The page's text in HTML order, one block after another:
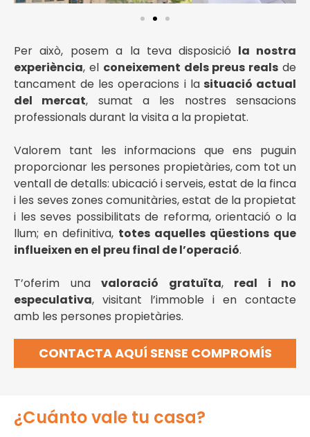
Per això, posem a la teva disposició la nostra
experiència, el coneixement dels preus reals de
tancament de les operacions i lasituació actual
del mercat, sumat a les nostres sensacions
professionals durant la visita a la propietat.
Valorem tant les informacions que ens puguin
proporcionar les persones propietàries, com tot un
ventall de detalls: ubicació i serveis, estat de la finca
i les seves zones comunitàries, estat de la propietat
i les seves possibilitats de reforma, orientació o la
llum; en definitiva, totes aquelles qüestions que
influeixen en el preu final de l’operació.
T’oferim una valoració gratuïta, real i no
especulativa, visitant l’immoble i en contacte
amb les persones propietàries.
CONTACTA AQUÍ SENSE COMPROMÍS
¿Cuánto vale tu casa?